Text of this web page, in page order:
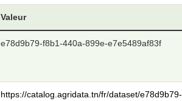
Valeur
e78d9b79-f8b1-440a-899e-e7e5489af83f
https://catalog.agridata.tn/fr/dataset/e78d9b79-